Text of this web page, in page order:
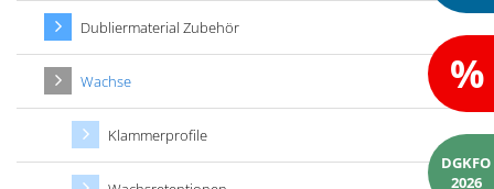
Dubliermaterial Zubehör
Wachse
Klammerprofile
%
DGKFO
2026